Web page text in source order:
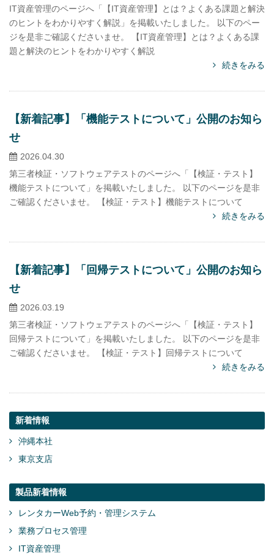
IT資産管理のページへ「【IT資産管理】とは？よくある課題と解決
のヒントをわかりやすく解説」を掲載いたしました。 以下のペー
ジを是非ご確認くださいませ。 【IT資産管理】とは？よくある課
題と解決のヒントをわかりやすく解説
続きをみる
【新着記事】「機能テストについて」公開のお知ら
せ
2026.04.30
第三者検証・ソフトウェアテストのページへ「【検証・テスト】
機能テストについて」を掲載いたしました。 以下のページを是非
ご確認くださいませ。 【検証・テスト】機能テストについて
続きをみる
【新着記事】「回帰テストについて」公開のお知ら
せ
2026.03.19
第三者検証・ソフトウェアテストのページへ「【検証・テスト】
回帰テストについて」を掲載いたしました。 以下のページを是非
ご確認くださいませ。 【検証・テスト】回帰テストについて
続きをみる
新着情報
沖縄本社
東京支店
製品新着情報
レンタカーWeb予約・管理システム
業務プロセス管理
IT資産管理